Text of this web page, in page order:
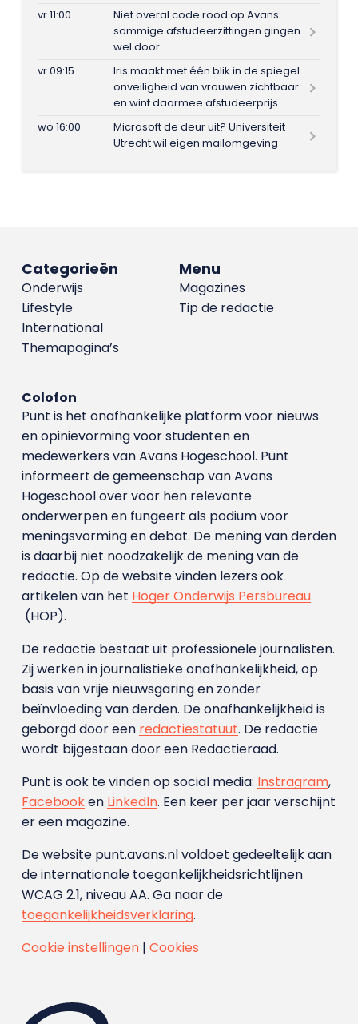
vr 11:00
Niet overal code rood op Avans:
sommige afstudeerzittingen gingen
wel door
vr 09:15
Iris maakt met één blik in de spiegel
onveiligheid van vrouwen zichtbaar
en wint daarmee afstudeerprijs
wo 16:00
Microsoft de deur uit? Universiteit
Utrecht wil eigen mailomgeving
Menu
Magazines
Tip de redactie
Categorieën
Onderwijs
Lifestyle
International
Themapagina’s
Colofon
Punt is het onafhankelijke platform voor nieuws
en opinievorming voor studenten en
medewerkers van Avans Hoge­school. Punt
informeert de gemeenschap van Avans
Hogeschool over voor hen relevante
onderwerpen en fungeert als podium voor
meningsvorming en debat. De mening van derden
is daarbij niet noodzakelijk de mening van de
redactie. Op de website vinden lezers ook
artikelen van het Hoger Onderwijs Persbureau
(HOP).
De redactie bestaat uit professionele journalisten.
Zij werken in journalistieke onafhankelijkheid, op
basis van vrije nieuwsgaring en zonder
beïnvloeding van derden. De onafhankelijkheid is
geborgd door een redactiestatuut. De redactie
wordt bijgestaan door een Redactieraad.
Punt is ook te vinden op social media: Instragram,
Facebooken LinkedIn. Een keer per jaar verschijnt
er een magazine.
De website punt.avans.nl voldoet gedeeltelijk aan
de internationale toegankelijkheidsrichtlijnen
WCAG 2.1, niveau AA. Ga naar de
toegankelijkheidsverklaring.
Cookie instellingen| Cookies